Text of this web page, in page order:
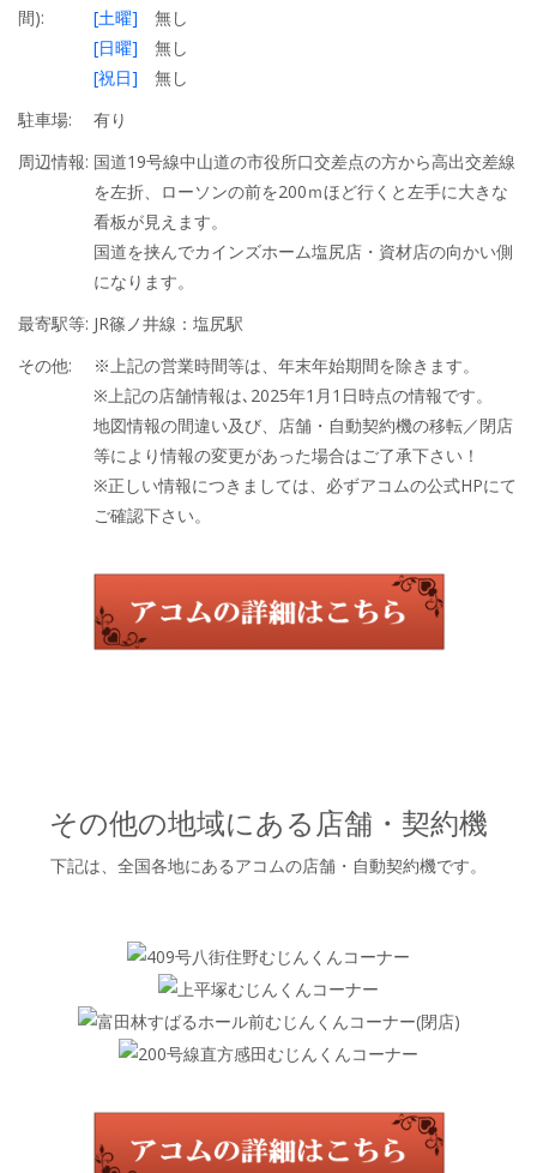
間):
[土曜] 無し
[日曜] 無し
[祝日] 無し
駐車場:
有り
周辺情報: 国道19号線中山道の市役所口交差点の方から高出交差線
を左折、ローソンの前を200ｍほど行くと左手に大きな
看板が見えます。
国道を挟んでカインズホーム塩尻店・資材店の向かい側
になります。
最寄駅等: JR篠ノ井線：塩尻駅
その他:
※上記の営業時間等は、年末年始期間を除きます。
※上記の店舗情報は､2025年1月1日時点の情報です。
地図情報の間違い及び、店舗・自動契約機の移転／閉店
等により情報の変更があった場合はご了承下さい！
※正しい情報につきましては、必ずアコムの公式HPにて
ご確認下さい。
その他の地域にある店舗・契約機
下記は、全国各地にあるアコムの店舗・自動契約機です。